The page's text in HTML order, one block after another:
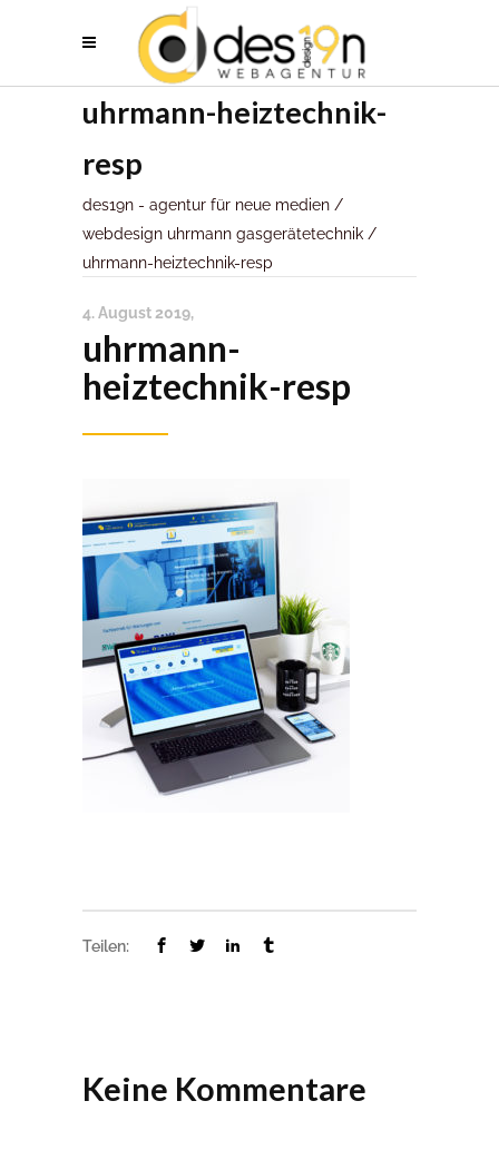
uhrmann-heiztechnik-
resp
des19n - agentur für neue medien /
webdesign uhrmann gasgerätetechnik /
uhrmann-heiztechnik-resp
4. August 2019
uhrmann-
heiztechnik-resp
Teilen:
Keine Kommentare